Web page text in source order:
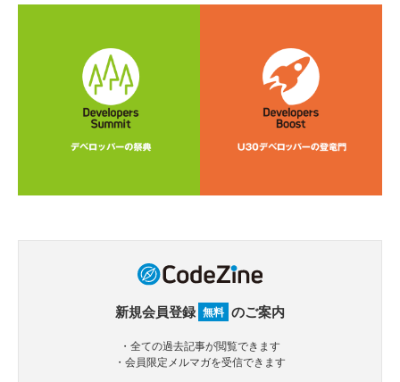
新規会員登録 無料 のご案内
・全ての過去記事が閲覧できます
・会員限定メルマガを受信できます